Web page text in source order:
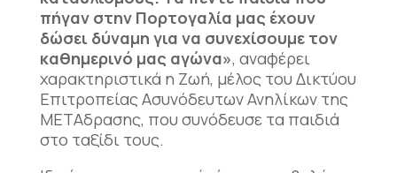
πήγαν στην Πορτογαλία μας έχουν
δώσει δύναμη για να συνεχίσουμε τον
καθημερινό μας αγώνα», αναφέρει
χαρακτηριστικά η Ζωή, μέλος του Δικτύου
Επιτροπείας Ασυνόδευτων Ανηλίκων της
ΜΕΤΑδρασης, που συνόδευσε τα παιδιά
στο ταξίδι τους.